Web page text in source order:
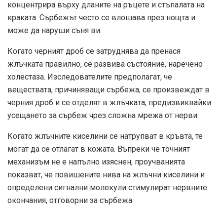
концентрира върху дланите на ръцете и стъпалата на
краката. Сърбежът често се влошава през нощта и
може да наруши съня ви.
Когато черният дроб се затруднява да пренася
жлъчката правилно, се развива състояние, наречено
холестаза. Изследователите предполагат, че
веществата, причиняващи сърбежа, се произвеждат в
черния дроб и се отделят в жлъчката, предизвиквайки
усещането за сърбеж чрез сложна мрежа от нерви.
Когато жлъчните киселини се натрупват в кръвта, те
могат да се отлагат в кожата. Въпреки че точният
механизъм не е напълно изяснен, проучванията
показват, че повишените нива на жлъчни киселини и
определени сигнални молекули стимулират нервните
окончания, отговорни за сърбежа.